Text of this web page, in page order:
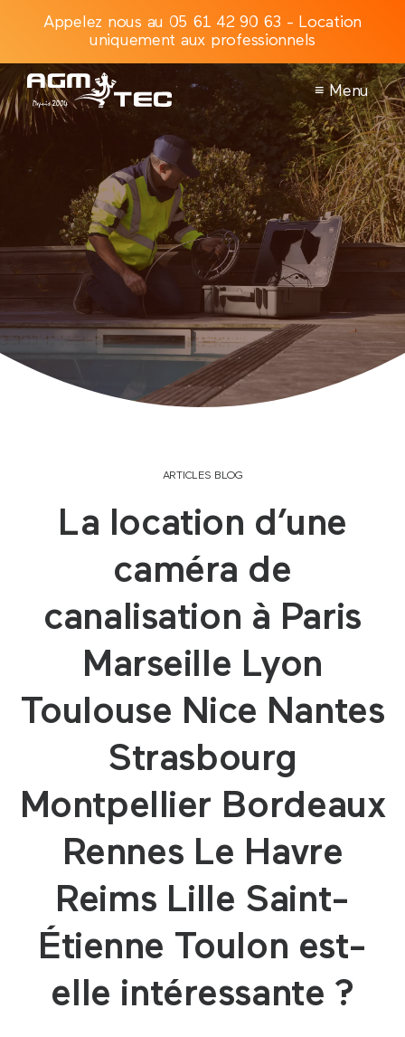
Appelez nous au 05 61 42 90 63 - Location
uniquement aux professionnels
≡ Menu
ARTICLES BLOG
La location d’une
caméra de
canalisation à Paris
Marseille Lyon
Toulouse Nice Nantes
Strasbourg
Montpellier Bordeaux
Rennes Le Havre
Reims Lille Saint-
Étienne Toulon est-
elle intéressante ?